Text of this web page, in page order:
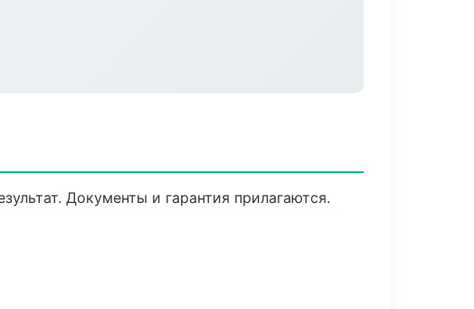
Документы и гарантия прилагаются.